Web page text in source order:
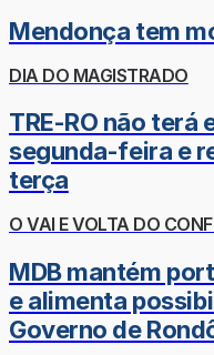
Mendonça tem
DIA DO MAGISTRADO
TRE-RO não terá
segunda-feira e
terça
O VAI E VOLTA DO
MDB mantém
e alimenta
Governo de